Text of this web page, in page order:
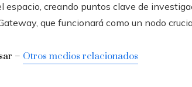
espacio, creando puntos clave de
que funcionará como un nodo
– Otros medios relacionados